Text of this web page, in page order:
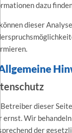
dazu
dieser
dieser
ernst. Wir
der